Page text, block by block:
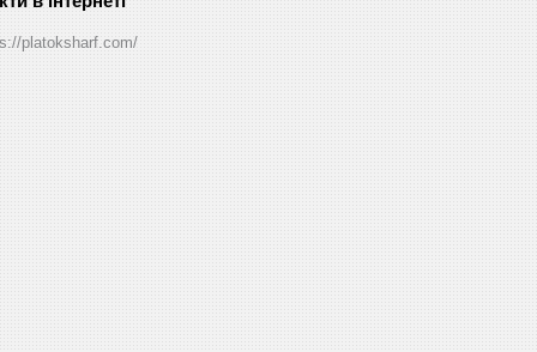
platoksharf.com/